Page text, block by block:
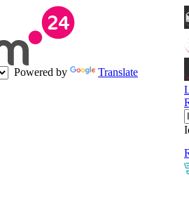
Powered by
Translate